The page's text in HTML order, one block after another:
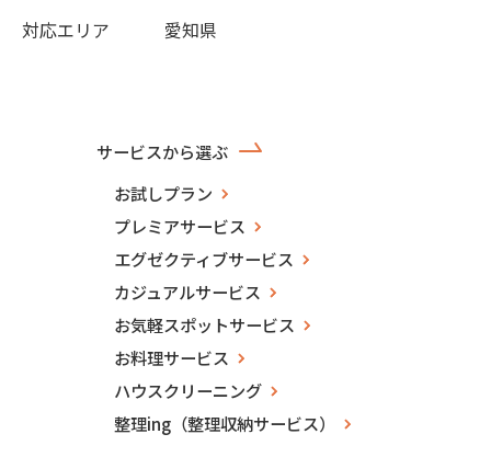
対応エリア 愛知県
サービスから選ぶ
お試しプラン
プレミアサービス
エグゼクティブサービス
カジュアルサービス
お気軽スポットサービス
お料理サービス
ハウスクリーニング
整理ing（整理収納サービス）